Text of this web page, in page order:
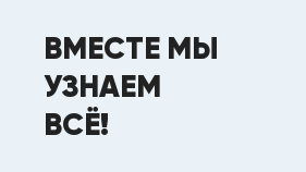
ВМЕСТЕ МЫ
УЗНАЕМ
ВСЁ!